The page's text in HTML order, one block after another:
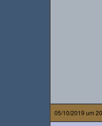
05/10/2019 um